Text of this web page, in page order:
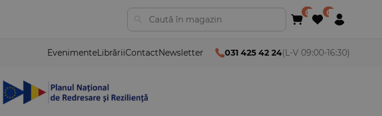
EvenimenteLibrăriiContactNewsletter 031 425 42 24(L-V 09:00-16:30)